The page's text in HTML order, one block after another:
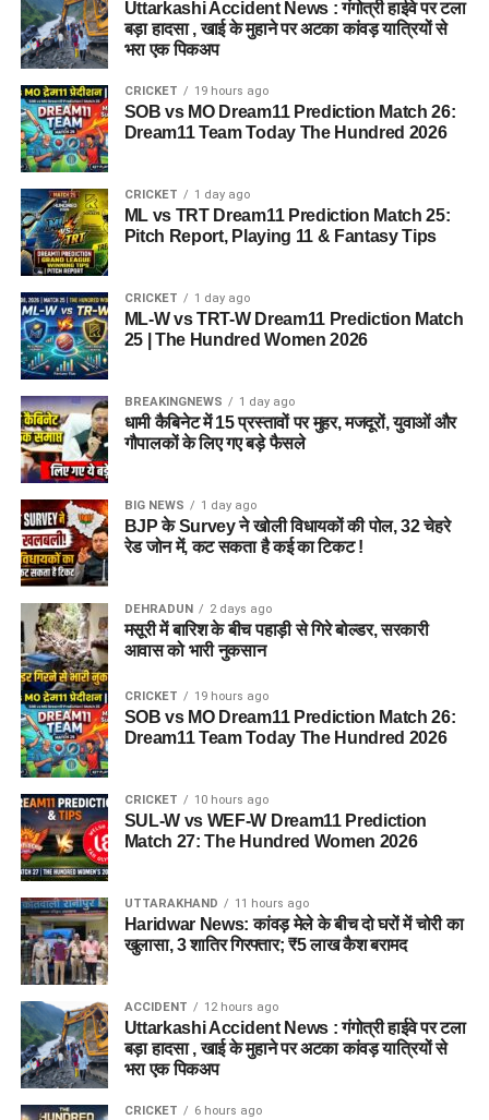
Uttarkashi Accident News : गंगोत्री हाईवे पर टला
बड़ा हादसा , खाई के मुहाने पर अटका कांवड़ यात्रियों से
भरा एक पिकअप
CRICKET 19 hours ago
SOB vs MO Dream11 Prediction Match 26:
Dream11 Team Today The Hundred 2026
CRICKET 1 day ago
ML vs TRT Dream11 Prediction Match 25:
Pitch Report, Playing 11 & Fantasy Tips
CRICKET 1 day ago
ML-W vs TRT-W Dream11 Prediction Match
25 | The Hundred Women 2026
BREAKINGNEWS 1 day ago
धामी कैबिनेट में 15 प्रस्तावों पर मुहर, मजदूरों, युवाओं और
गौपालकों के लिए गए बड़े फैसले
BIG NEWS 1 day ago
BJP के Survey ने खोली विधायकों की पोल, 32 चेहरे
रेड जोन में, कट सकता है कई का टिकट !
DEHRADUN 2 days ago
मसूरी में बारिश के बीच पहाड़ी से गिरे बोल्डर, सरकारी
आवास को भारी नुकसान
CRICKET 19 hours ago
SOB vs MO Dream11 Prediction Match 26:
Dream11 Team Today The Hundred 2026
CRICKET 10 hours ago
SUL-W vs WEF-W Dream11 Prediction
Match 27: The Hundred Women 2026
UTTARAKHAND 11 hours ago
Haridwar News: कांवड़ मेले के बीच दो घरों में चोरी का
खुलासा, 3 शातिर गिरफ्तार; ₹5 लाख कैश बरामद
ACCIDENT 12 hours ago
Uttarkashi Accident News : गंगोत्री हाईवे पर टला
बड़ा हादसा , खाई के मुहाने पर अटका कांवड़ यात्रियों से
भरा एक पिकअप
CRICKET 6 hours ago